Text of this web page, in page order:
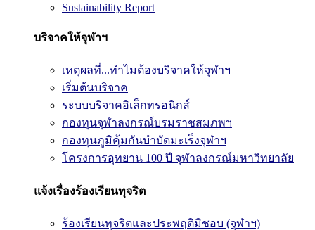
Sustainability Report
บริจาคให้จุฬาฯ
เหตุผลที่...ทำไมต้องบริจาคให้จุฬาฯ
เริ่มต้นบริจาค
ระบบบริจาคอิเล็กทรอนิกส์
กองทุนจุฬาลงกรณ์บรมราชสมภพฯ
กองทุนภูมิคุ้มกันบำบัดมะเร็งจุฬาฯ
โครงการอุทยาน 100 ปี จุฬาลงกรณ์มหาวิทยาลัย
แจ้งเรื่องร้องเรียนทุจริต
ร้องเรียนทุจริตและประพฤติมิชอบ (จุฬาฯ)